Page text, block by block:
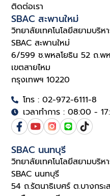
ติดต่อเรา
SBAC สะพานใหม่
วิทยาลัยเทคโนโลยีสยามบริห
SBAC สะพานใหม่
6/599 ซ.พหลโยธิน 52 ถ.พ
เขตสายไหม
กรุงเทพฯ 10220
โทร : 02-972-6111-8
เวลาทำการ : 08:00 -
SBAC นนทบุรี
วิทยาลัยเทคโนโลยีสยามบริห
SBAC นนทบุรี
54 ถ.รัตนาธิเบศร์ ต.บางกระ